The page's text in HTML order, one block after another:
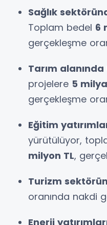
Sağlık
Toplam bedel 6
gerçekleşme
Tarım alanında
projelere 5
gerçekleşme
Eğitim
yürütülüyor,
milyon TL,
Turizm
oranında nakdi
Enerji